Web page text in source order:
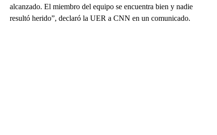
alcanzado. El miembro del equipo se encuentra bien y nadie
resultó herido”, declaró la UER a CNN en un comunicado.